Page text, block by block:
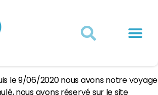
le 9/06/2020 nous avons notre voyage
nous avons réservé sur le site